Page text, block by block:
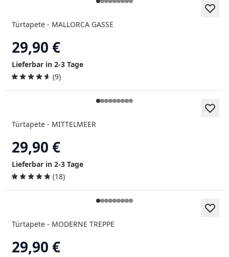
Türtapete - MALLORCA GASSE
29,90 €
Lieferbar in 2-3 Tage
(9)
Türtapete - MITTELMEER
29,90 €
Lieferbar in 2-3 Tage
(18)
Türtapete - MODERNE TREPPE
29,90 €